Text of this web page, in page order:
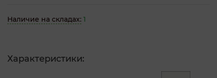
Наличие на складах: 1
Характеристики: